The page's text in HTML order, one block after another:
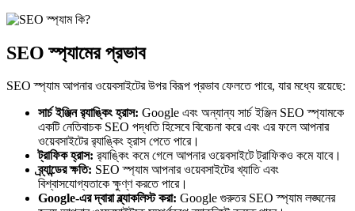
SEO স্প্যামের প্রভাব
SEO স্প্যাম আপনার ওয়েবসাইটের উপর বিরূপ প্রভাব ফেলতে পারে, যার মধ্যে রয়েছে:
সার্চ ইঞ্জিন র‌্যাঙ্কিং হ্রাস: Google এবং অন্যান্য সার্চ ইঞ্জিন SEO স্প্যামকে
একটি নেতিবাচক SEO পদ্ধতি হিসেবে বিবেচনা করে এবং এর ফলে আপনার
ওয়েবসাইটের র‌্যাঙ্কিং হ্রাস পেতে পারে।
ট্রাফিক হ্রাস: র‌্যাঙ্কিং কমে গেলে আপনার ওয়েবসাইটে ট্রাফিকও কমে যাবে।
ব্র্যান্ডের ক্ষতি: SEO স্প্যাম আপনার ওয়েবসাইটের খ্যাতি এবং
বিশ্বাসযোগ্যতাকে ক্ষুণ্ণ করতে পারে।
Google-এর দ্বারা ব্ল্যাকলিস্ট করা: Google গুরুতর SEO স্প্যাম লঙ্ঘনের